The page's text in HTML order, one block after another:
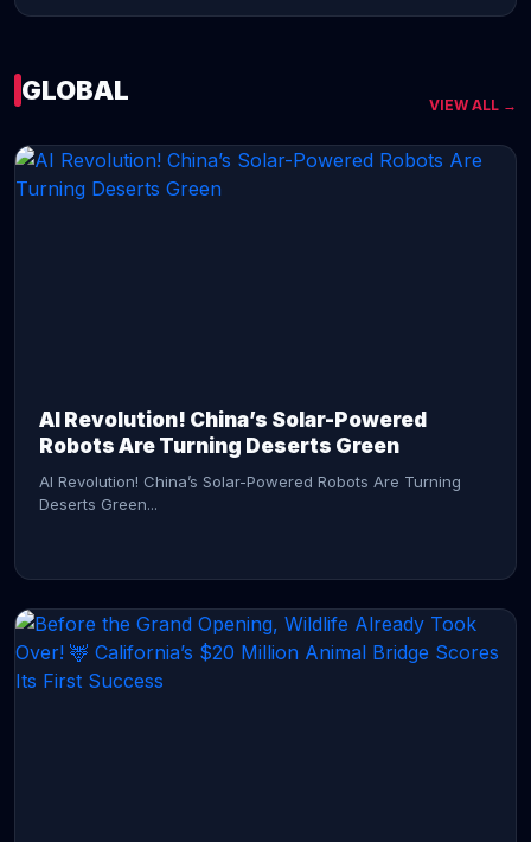
GLOBAL VIEW ALL →
AI Revolution! China’s Solar-Powered
Robots Are Turning Deserts Green
AI Revolution! China’s Solar-Powered Robots Are Turning
Deserts Green...